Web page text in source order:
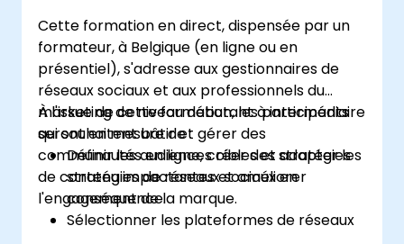
Cette formation en direct, dispensée par un
formateur, à Belgique (en ligne ou en
présentiel), s'adresse aux gestionnaires de
réseaux sociaux et aux professionnels du
marketing de niveau débutant à intermédiaire
qui souhaitent bâtir et gérer des
communautés en ligne, créer des stratégies
de contenu impactantes et améliorer
l'engagement de la marque.
À l'issue de cette formation, les participants
seront en mesure de :
Définir les audiences cibles et adapter les
stratégies de réseaux sociaux en
conséquence.
Sélectionner les plateformes de réseaux